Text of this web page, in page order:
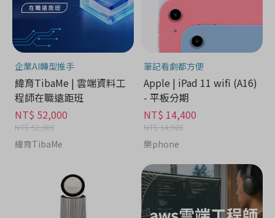
企業AI轉型推手
緯育TibaMe | 雲端資料工
程師在職遠距班
NT$ 52,000
NT$ 52,000
緯育TibaMe
筆記看劇都方便
Apple | iPad 11 wifi (A16)
- 平板分期
NT$ 14,400
NT$ 14,900
樂phone